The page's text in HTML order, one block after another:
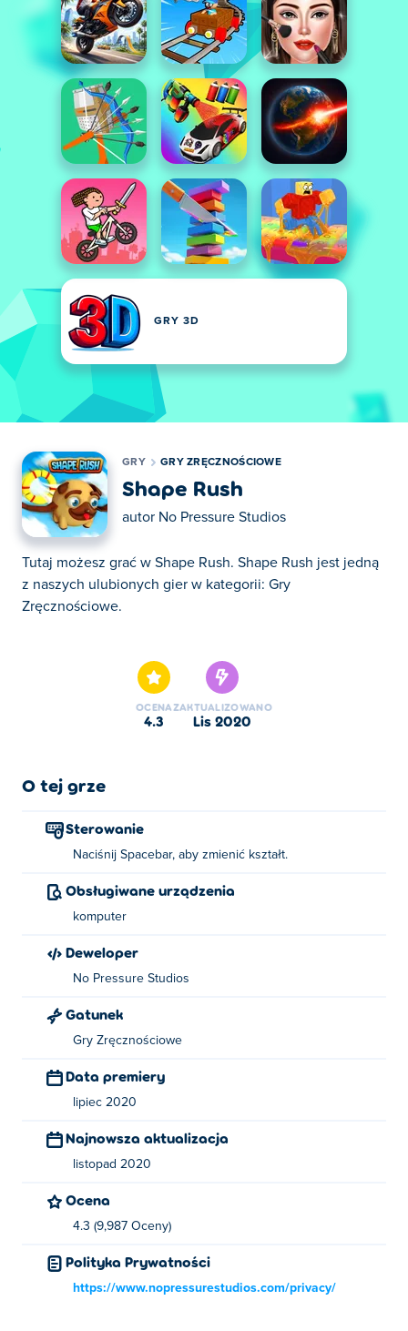
GRY 3D
GRY GRY ZRĘCZNOŚCIOWE
Shape Rush
autor No Pressure Studios
Tutaj możesz grać w Shape Rush. Shape Rush jest jedną
z naszych ulubionych gier w kategorii: Gry
Zręcznościowe.
OCENA
4.3
ZAKTUALIZOWANO
lis 2020
O tej grze
Sterowanie
Naciśnij Spacebar, aby zmienić kształt.
Obsługiwane urządzenia
komputer
Deweloper
No Pressure Studios
Gatunek
Gry Zręcznościowe
Data premiery
lipiec 2020
Najnowsza aktualizacja
listopad 2020
Ocena
4.3 (9,987 Oceny)
Polityka Prywatności
https://www.nopressurestudios.com/privacy/